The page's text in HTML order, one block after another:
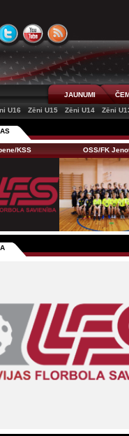
JAUNUMI
U16 Zēni U15 Zēni U14 Zēni
KSS OSS/FK